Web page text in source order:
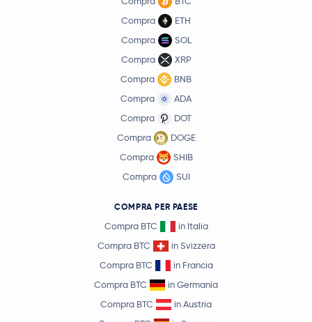
Compra
ETH
Compra
SOL
Compra
XRP
Compra
BNB
Compra
ADA
Compra
DOT
Compra
DOGE
Compra
SHIB
Compra
SUI
COMPRA PER PAESE
Compra BTC
in Italia
Compra BTC
in Svizzera
Compra BTC
in Francia
Compra BTC
in Germania
Compra BTC
in Austria